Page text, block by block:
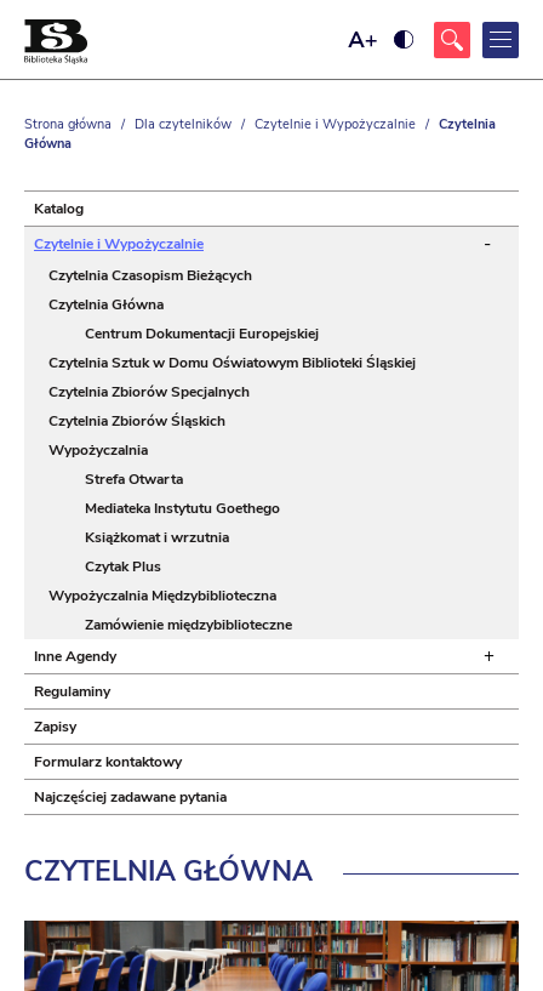
Ustaw
rozmiar
Ustaw
kontrast
z
żółtym
kolorem
Strona główna / Dla czytelników / Czytelnie i Wypożyczalnie / Czytelnia
Główna
Katalog
Czytelnie i Wypożyczalnie
-
Czytelnia Czasopism Bieżących
Czytelnia Główna
Centrum Dokumentacji Europejskiej
Czytelnia Sztuk w Domu Oświatowym Biblioteki Śląskiej
Czytelnia Zbiorów Specjalnych
Czytelnia Zbiorów Śląskich
Wypożyczalnia
Strefa Otwarta
Mediateka Instytutu Goethego
Książkomat i wrzutnia
Czytak Plus
Wypożyczalnia Międzybiblioteczna
Zamówienie międzybiblioteczne
Inne Agendy
+
Regulaminy
Zapisy
Formularz kontaktowy
Najczęściej zadawane pytania
CZYTELNIA GŁÓWNA